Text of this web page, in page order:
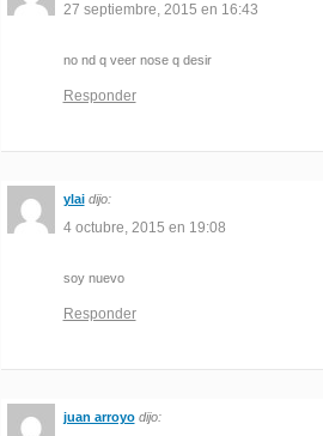
27 septiembre, 2015 en 16:43
no nd q veer nose q desir
Responder
ylai dijo:
4 octubre, 2015 en 19:08
soy nuevo
Responder
juan arroyo dijo: